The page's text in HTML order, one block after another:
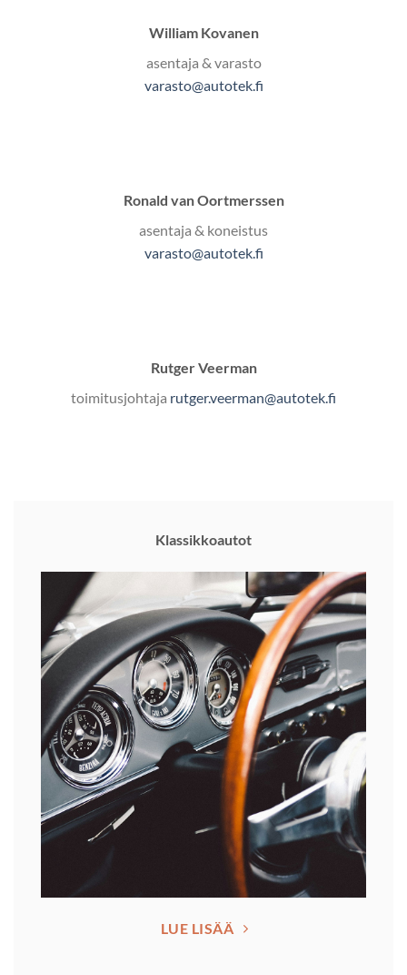
William Kovanen
asentaja & varasto
varasto@autotek.fi
Ronald van Oortmerssen
asentaja & koneistus
varasto@autotek.fi
Rutger Veerman
toimitusjohtaja rutger.veerman@autotek.fi
Klassikkoautot
LUE LISÄÄ